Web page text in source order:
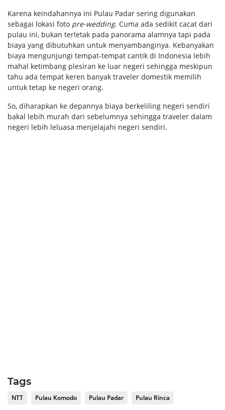
Karena keindahannya ini Pulau Padar sering digunakan
sebagai lokasi foto pre-wedding. Cuma ada sedikit cacat dari
pulau ini, bukan terletak pada panorama alamnya tapi pada
biaya yang dibutuhkan untuk menyambanginya. Kebanyakan
biaya mengunjungi tempat-tempat cantik di Indonesia lebih
mahal ketimbang plesiran ke luar negeri sehingga meskipun
tahu ada tempat keren banyak traveler domestik memilih
untuk tetap ke negeri orang.
So, diharapkan ke depannya biaya berkeliling negeri sendiri
bakal lebih murah dari sebelumnya sehingga traveler dalam
negeri lebih leluasa menjelajahi negeri sendiri.
Tags
NTT Pulau Komodo Pulau Padar Pulau Rinca